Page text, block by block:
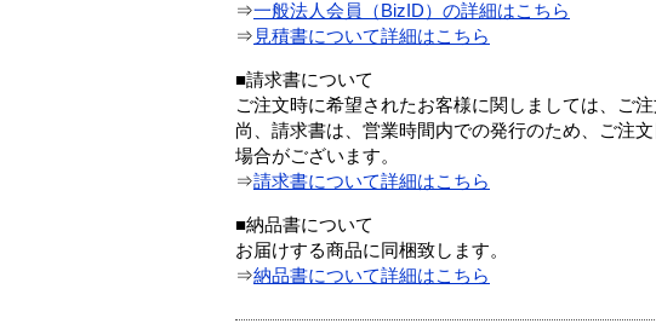
⇒一般法人会員（BizID）の詳細はこちら
⇒ 見積書について詳細はこちら
■請求書について
ご注文時に希望されたお客様に関しましては、ご
尚、請求書は、営業時間内での発行のため、ご注
場合がございます。
⇒請求書について詳細はこちら
■納品書について
お届けする商品に同梱致します。
⇒納品書について詳細はこちら